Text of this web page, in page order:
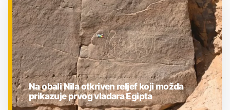
Na obali Nila otkriven reljef koji možda
prikazuje prvog vladara Egipta